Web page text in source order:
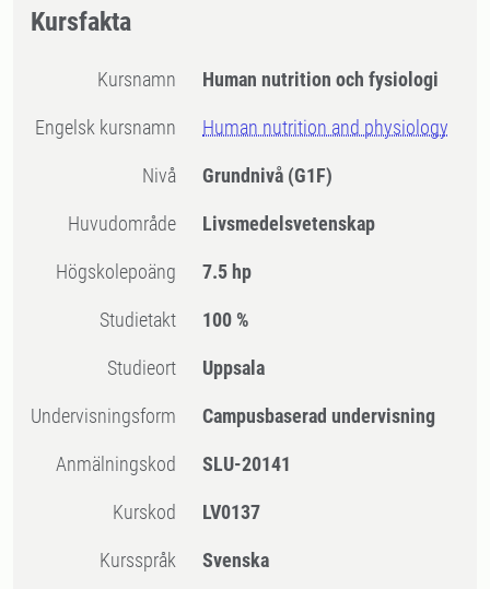
Kursfakta
Kursnamn Human nutrition och fysiologi
Engelsk kursnamn Human nutrition and physiology
Nivå Grundnivå (G1F)
Huvudområde Livsmedelsvetenskap
högskolepoäng 7.5 hp
Studietakt 100 %
Studieort Uppsala
Undervisningsform Campusbaserad undervisning
Anmälningskod SLU-20141
Kurskod LV0137
Kursspråk Svenska